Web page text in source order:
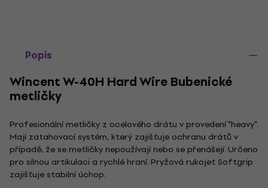
Popis
Wincent W-40H Hard Wire Bubenické
metličky
Profesionální metličky z ocelového drátu v provedení "heavy".
Mají zatahovací systém, který zajišťuje ochranu drátů v
případě, že se metličky nepoužívají nebo se přenášejí. Určeno
pro silnou artikulaci a rychlé hraní. Pryžová rukojeť Softgrip
zajišťuje stabilní úchop.